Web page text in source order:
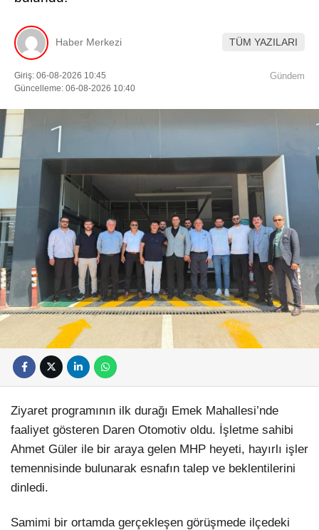
Haber Merkezi TÜM YAZILARI
Giriş: 06-08-2026 10:45
Güncelleme: 06-08-2026 10:40
Gündem
Ziyaret programının ilk durağı Emek Mahallesi’nde
faaliyet gösteren Daren Otomotiv oldu. İşletme sahibi
Ahmet Güler ile bir araya gelen MHP heyeti, hayırlı işler
temennisinde bulunarak esnafın talep ve beklentilerini
dinledi.
Samimi bir ortamda gerçekleşen görüşmede ilçedeki